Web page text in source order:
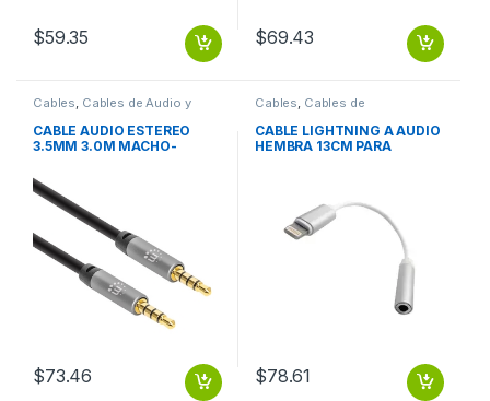
$59.35 $69.43
Cables, Cables de Audio y
CABLE AUDIO ESTEREO
3.5MM 3.0M MACHO-
$73.46
Cables, Cables de
CABLE LIGHTNING A AUDIO
HEMBRA 13CM PARA
$78.61